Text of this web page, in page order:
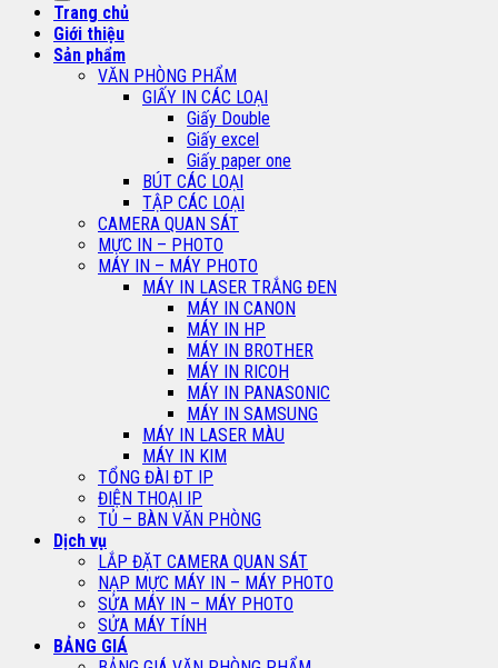
Trang chủ
Giới thiệu
Sản phẩm
VĂN PHÒNG PHẨM
GIẤY IN CÁC LOẠI
Giấy Double
Giấy excel
Giấy paper one
BÚT CÁC LOẠI
TẬP CÁC LOẠI
CAMERA QUAN SÁT
MỰC IN – PHOTO
MÁY IN – MÁY PHOTO
MÁY IN LASER TRẮNG ĐEN
MÁY IN CANON
MÁY IN HP
MÁY IN BROTHER
MÁY IN RICOH
MÁY IN PANASONIC
MÁY IN SAMSUNG
MÁY IN LASER MÀU
MÁY IN KIM
TỔNG ĐÀI ĐT IP
ĐIỆN THOẠI IP
TỦ – BÀN VĂN PHÒNG
Dịch vụ
LẮP ĐẶT CAMERA QUAN SÁT
NẠP MỰC MÁY IN – MÁY PHOTO
SỬA MÁY IN – MÁY PHOTO
SỬA MÁY TÍNH
BẢNG GIÁ